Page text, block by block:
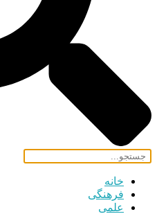
خانه
فرهنگی
علمی